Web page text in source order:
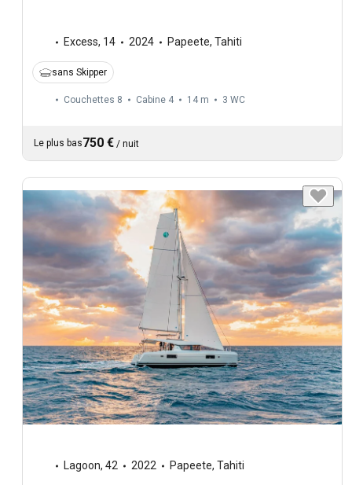
Excess, 14 2024 Papeete, Tahiti
sans Skipper
Couchettes 8 Cabine 4 14 m 3 WC
Le plus bas750 € / nuit
Lagoon, 42 2022 Papeete, Tahiti